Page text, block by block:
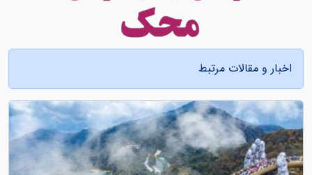
اخبار و مقالات مرتبط